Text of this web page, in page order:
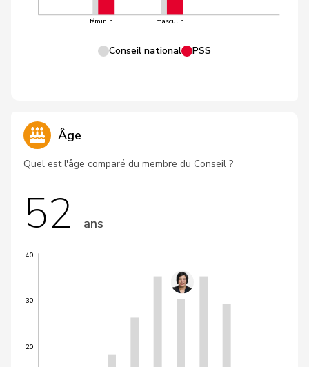
féminin masculin
Conseil national PSS
Âge
Quel est l'âge comparé du membre du Conseil ?
52 ans
20
30
40